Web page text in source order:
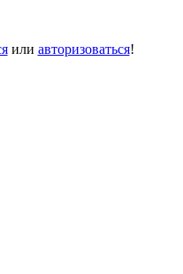
или авторизоваться!